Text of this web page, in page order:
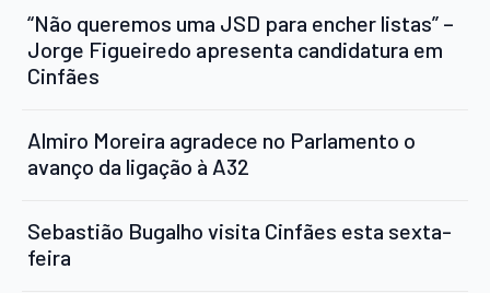
“Não queremos uma JSD para encher listas” –
Jorge Figueiredo apresenta candidatura em
Cinfães
Almiro Moreira agradece no Parlamento o
avanço da ligação à A32
Sebastião Bugalho visita Cinfães esta sexta-
feira